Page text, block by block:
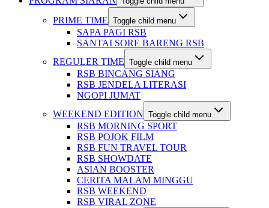
PRIME TIME Toggle child menu
SAPA PAGI RSB
SANTAI SORE BARENG RSB
REGULER TIME Toggle child menu
RSB BINCANG SIANG
RSB JENDELA LITERASI
NGOPI JUMAT
WEEKEND EDITION Toggle child menu
RSB MORNING SPORT
RSB POJOK FILM
RSB FUN TRAVEL TOUR
RSB SHOWDATE
ASIAN BOOSTER
CERITA MALAM MINGGU
RSB WEEKEND
RSB VIRAL ZONE